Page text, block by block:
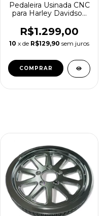
Pedaleira Usinada CNC
para Harley Davidson
R$1.299,00
10 x de R$129,90 sem juros